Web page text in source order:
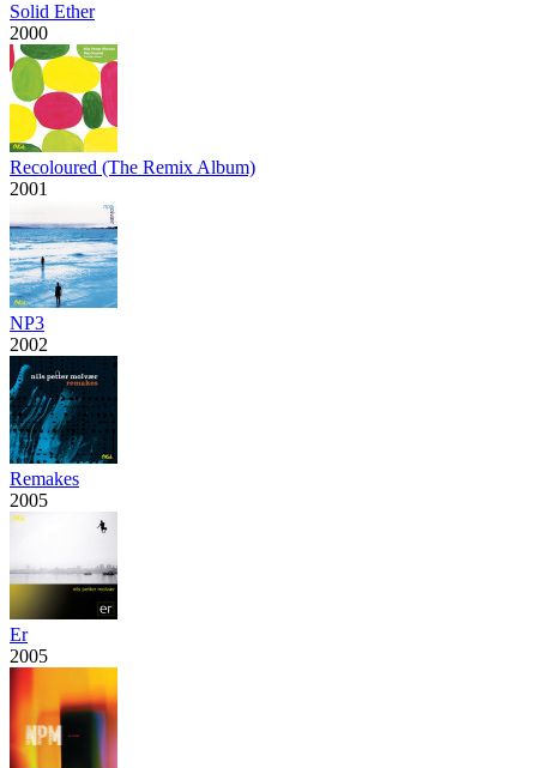
Solid Ether
2000
Recoloured (The Remix Album)
2001
NP3
2002
Remakes
2005
Er
2005